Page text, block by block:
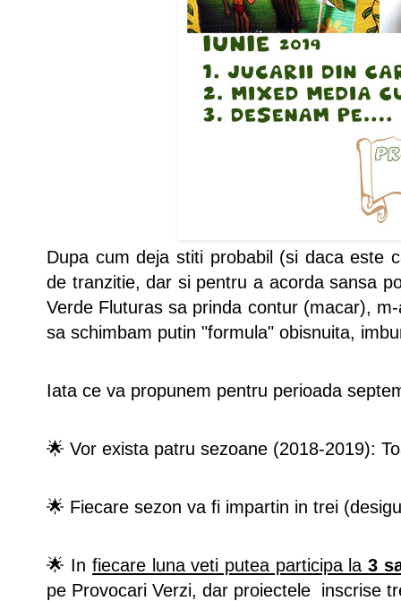
Dupa cum deja stiti probabil (si daca este
de tranzitie, dar si pentru a acorda sansa
Verde Fluturas sa prinda contur (macar),
sa schimbam putin "formula" obisnuita,
Iata ce va propunem pentru perioada
🌟 Vor exista patru sezoane (2018-2019):
🌟 Fiecare sezon va fi impartin in trei
🌟 Infiecare luna veti putea participa la3
pe Provocari Verzi, dar proiectele inscrise